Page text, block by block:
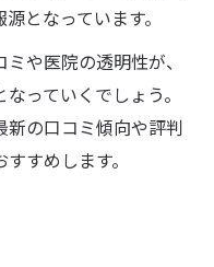
となっています。
や医院の透明性が、
っていくでしょう。
新の口コミ傾向や評判
すめします。